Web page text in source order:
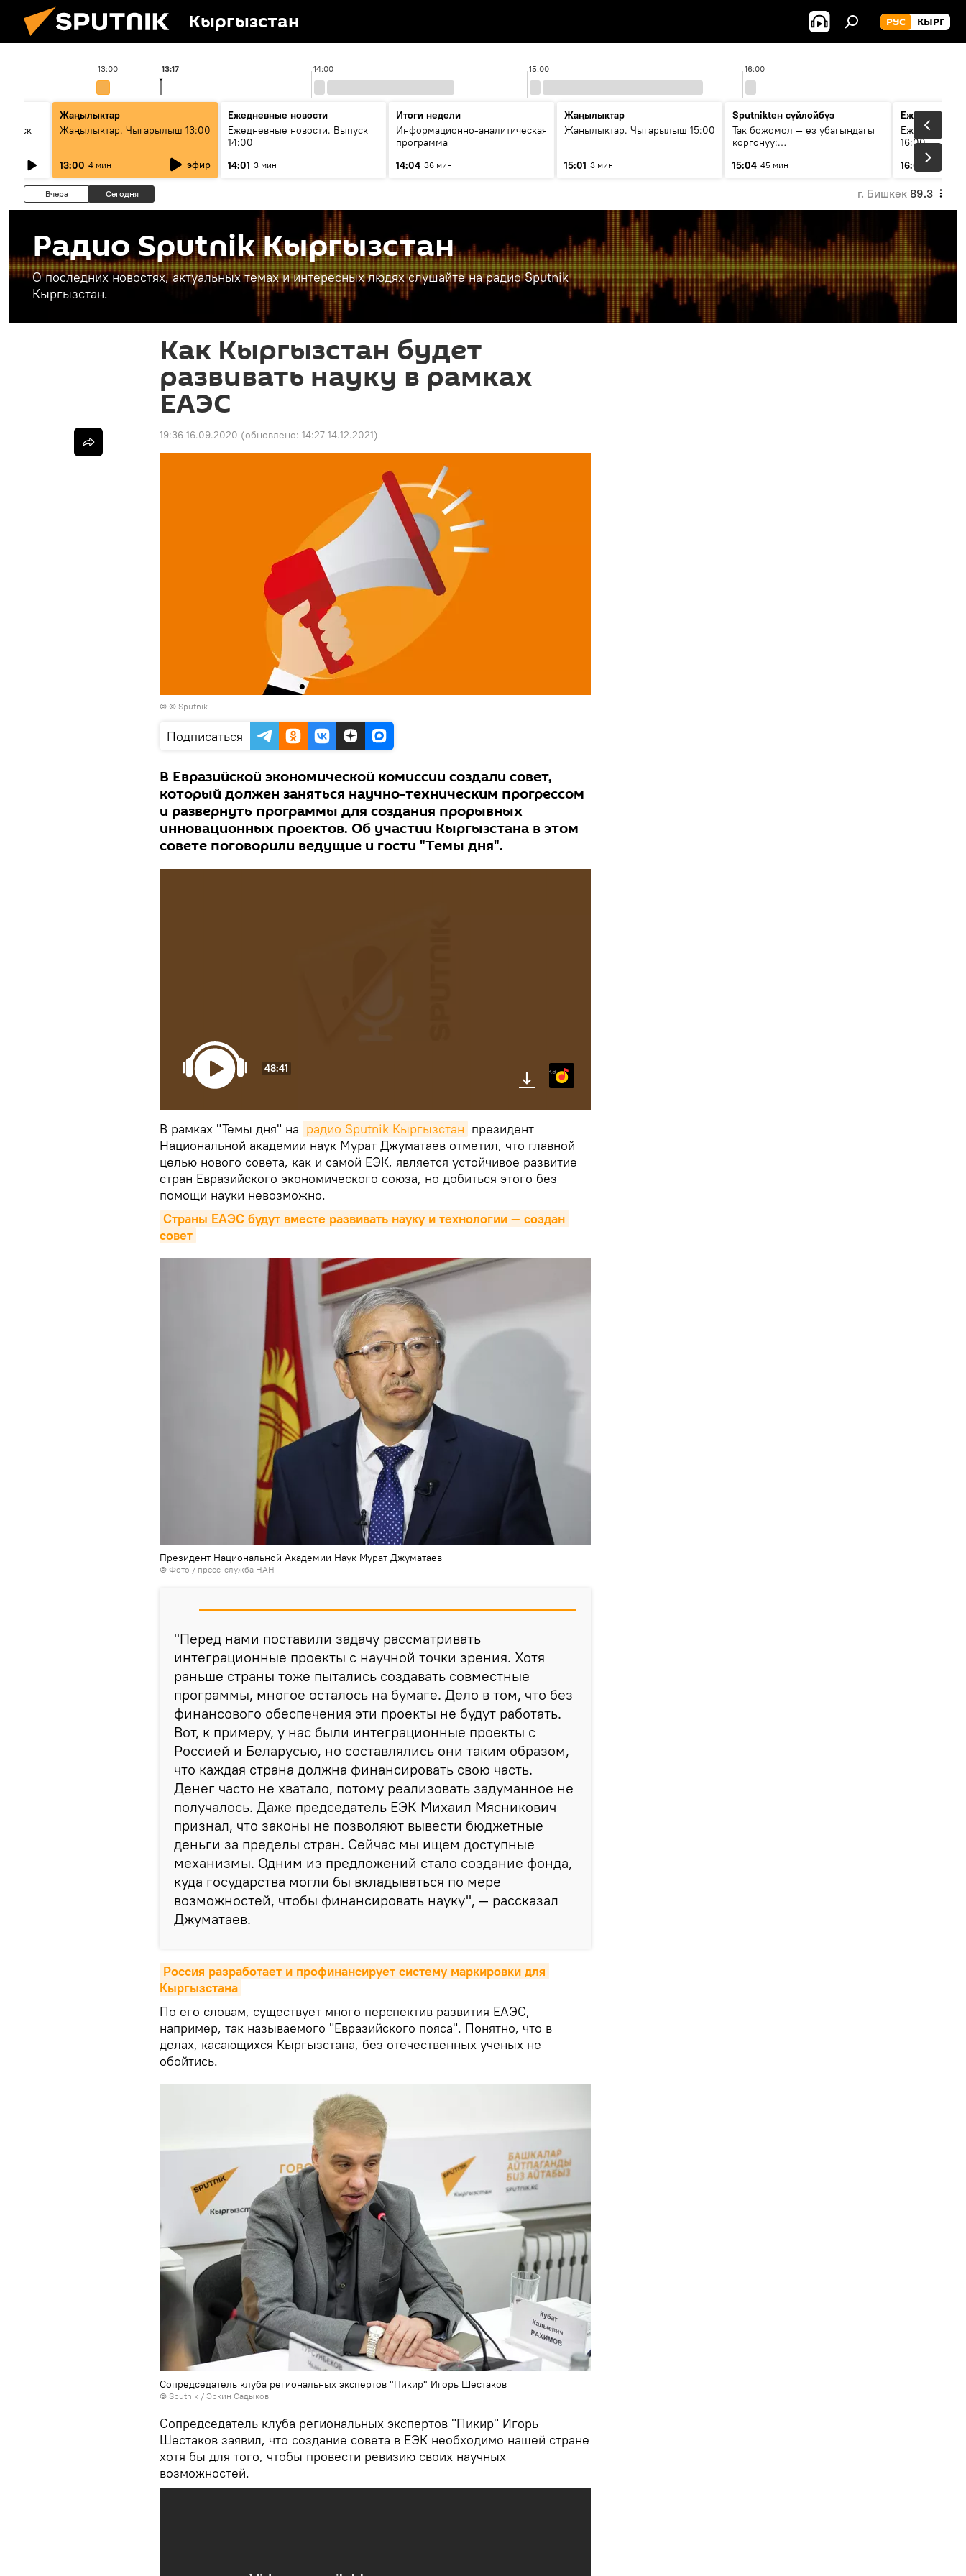
Кыргызстан РУС КЫРГ
13:00 14:00 15:00 16:00
13:17
Жаңылыктар
Жаңылыктар. Чыгарылыш 13:00
13:00 4 мин эфир
Ежедневные новости
Ежедневные новости. Выпуск
14:00
14:01 3 мин
Итоги недели
Информационно-аналитическая
программа
14:04 36 мин
Жаңылыктар
Жаңылыктар. Чыгарылыш 15:00
15:01 3 мин
Sputnikteн сүйлөйбүз
Так божомол — өз убагындагы
коргонуу:
кантип өркүндөтүлүүдө
15:04 45 мин
Ежедневные
Ежедневные
16:00
16:01
3 мин
Вчера Сегодня г. Бишкек 89.3
Радио Sputnik Кыргызстан
О последних новостях, актуальных темах и интересных людях слушайте на радио Sputnik
Кыргызстан.
Как Кыргызстан будет
развивать науку в рамках
ЕАЭС
19:36 16.09.2020 (обновлено: 14:27 14.12.2021)
© © Sputnik
Подписаться
В Евразийской экономической комиссии создали совет,
который должен заняться научно-техническим прогрессом
и развернуть программы для создания прорывных
инновационных проектов. Об участии Кыргызстана в этом
совете поговорили ведущие и гости "Темы дня".
48:41 Яндекс.Музыка
В рамках "Темы дня" на радио Sputnik Кыргызстан президент
Национальной академии наук Мурат Джуматаев отметил, что главной
целью нового совета, как и самой ЕЭК, является устойчивое развитие
стран Евразийского экономического союза, но добиться этого без
помощи науки невозможно.
Страны ЕАЭС будут вместе развивать науку и технологии — создан
совет
Президент Национальной Академии Наук Мурат Джуматаев
© Фото / пресс-служба НАН
"Перед нами поставили задачу рассматривать
интеграционные проекты с научной точки зрения. Хотя
раньше страны тоже пытались создавать совместные
программы, многое осталось на бумаге. Дело в том, что без
финансового обеспечения эти проекты не будут работать.
Вот, к примеру, у нас были интеграционные проекты с
Россией и Беларусью, но составлялись они таким образом,
что каждая страна должна финансировать свою часть.
Денег часто не хватало, потому реализовать задуманное не
получалось. Даже председатель ЕЭК Михаил Мясникович
признал, что законы не позволяют вывести бюджетные
деньги за пределы стран. Сейчас мы ищем доступные
механизмы. Одним из предложений стало создание фонда,
куда государства могли бы вкладываться по мере
возможностей, чтобы финансировать науку", — рассказал
Джуматаев.
Россия разработает и профинансирует систему маркировки для
Кыргызстана
По его словам, существует много перспектив развития ЕАЭС,
например, так называемого "Евразийского пояса". Понятно, что в
делах, касающихся Кыргызстана, без отечественных ученых не
обойтись.
Сопредседатель клуба региональных экспертов "Пикир" Игорь Шестаков
© Sputnik / Эркин Садыков
Сопредседатель клуба региональных экспертов "Пикир" Игорь
Шестаков заявил, что создание совета в ЕЭК необходимо нашей стране
хотя бы для того, чтобы провести ревизию своих научных
возможностей.